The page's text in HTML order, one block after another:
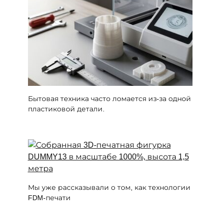
Бытовая техника часто ломается из-за одной
пластиковой детали.
Мы уже рассказывали о том, как технологии
FDM-печати